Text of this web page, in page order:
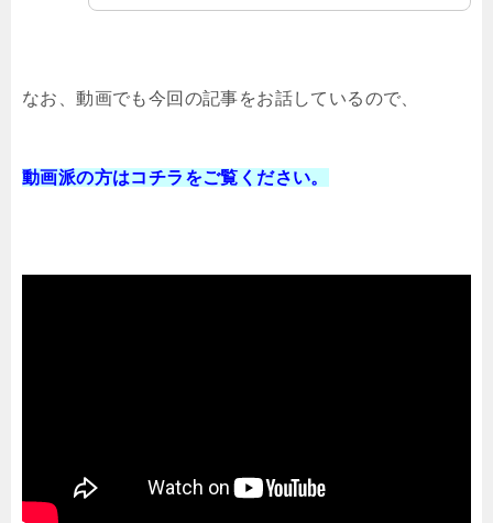
なお、動画でも今回の記事をお話しているので、
動画派の方はコチラをご覧ください。